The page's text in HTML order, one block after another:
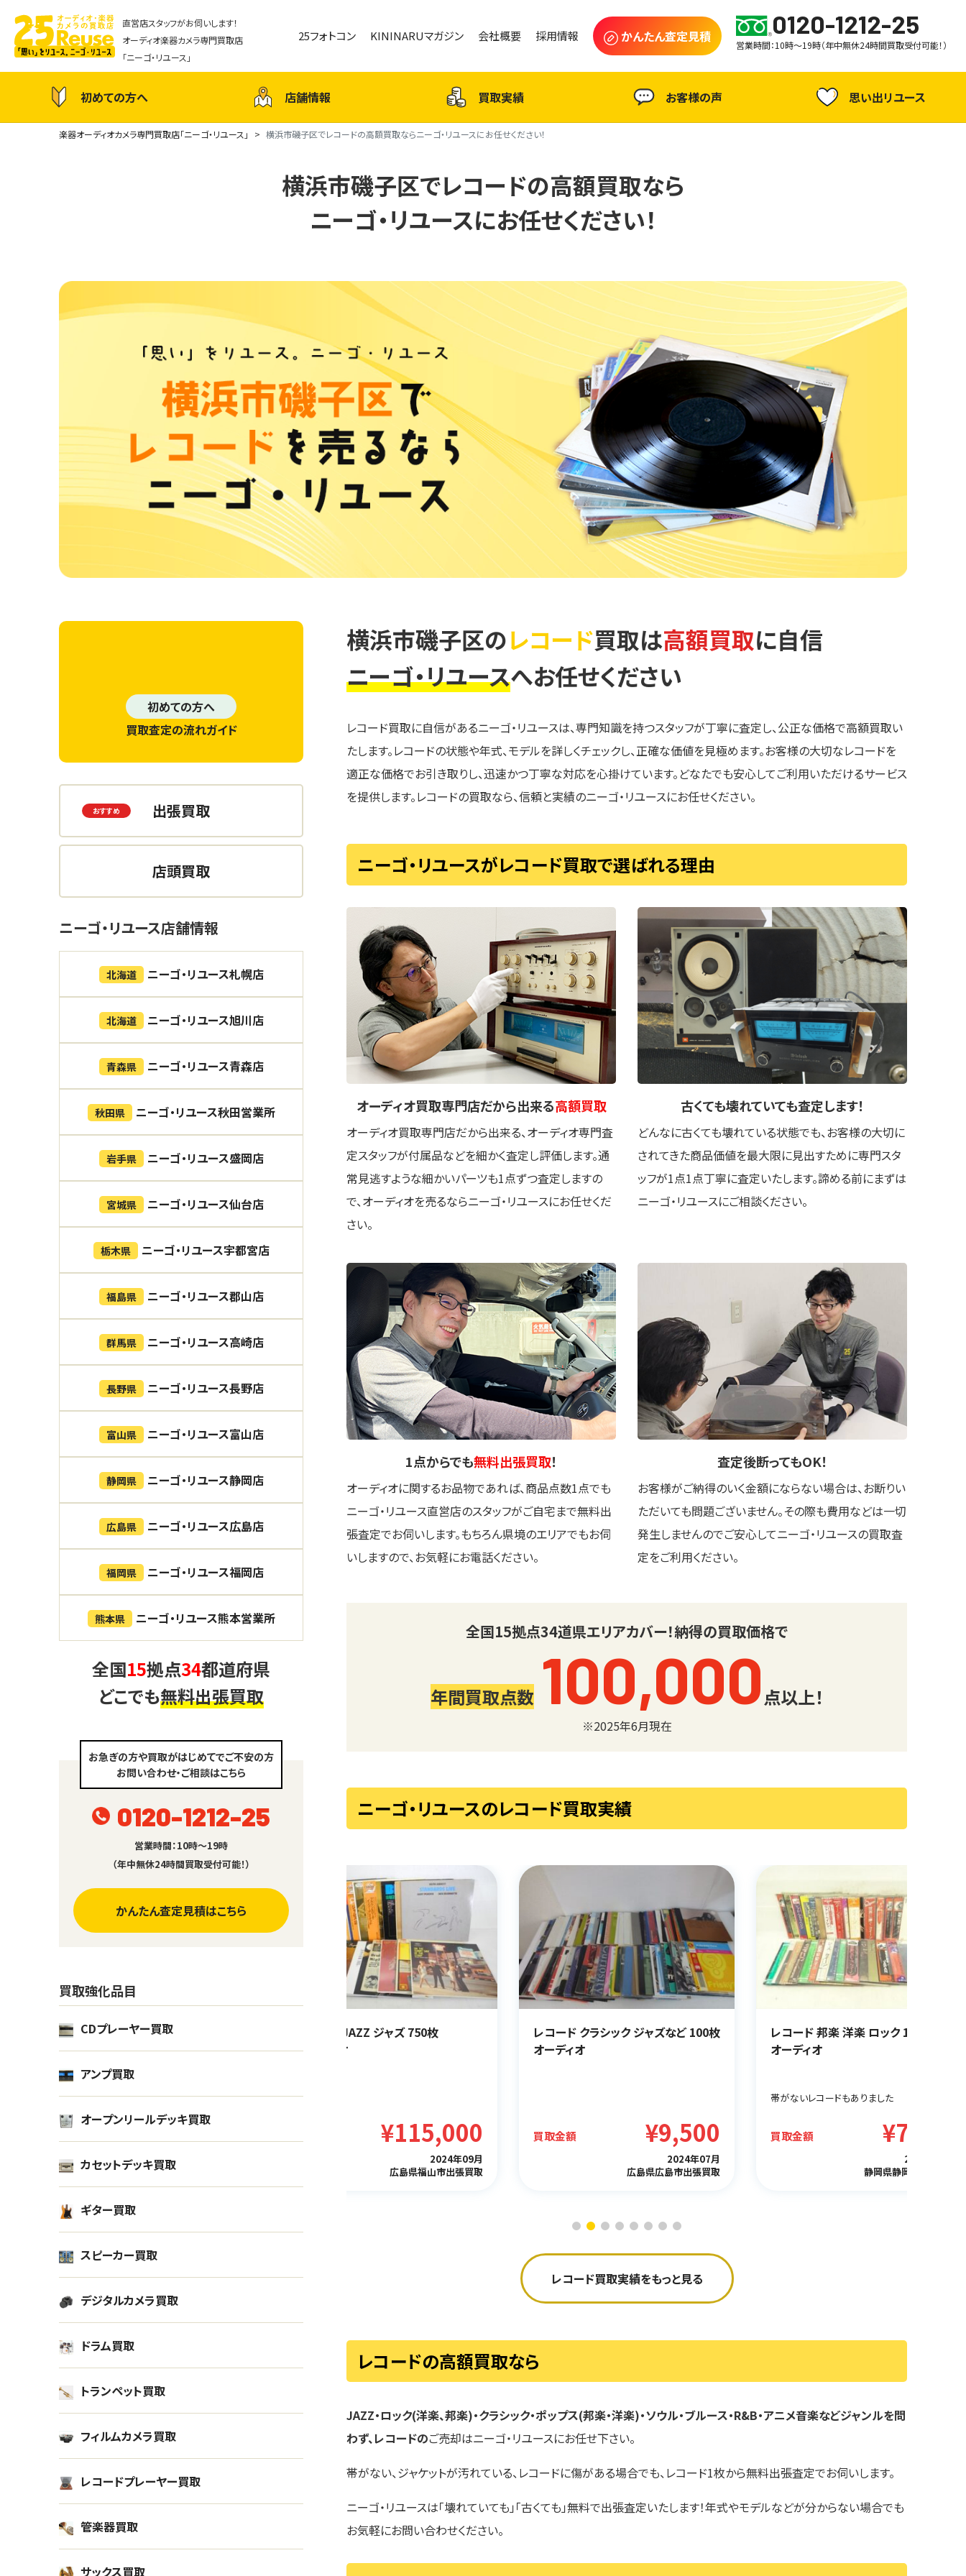
直営店スタッフがお伺いします！
オーディオ楽器カメラ専門買取店
「ニーゴ・リユース」
25フォトコン KININARUマガジン 会社概要 採用情報 かんたん査定見積 0120-1212-25
営業時間：10時～19時（年中無休24時間買取受付可能！）
初めての方へ 店舗情報 買取実績 お客様の声 思い出リユース
楽器オーディオカメラ専門買取店「ニーゴ・リユース」 横浜市磯子区でレコードの高額買取ならニーゴ・リユースにお任せください！
横浜市磯子区でレコードの高額買取なら
ニーゴ・リユースにお任せください！
横浜市磯子区のレコード買取は高額買取に自信
ニーゴ・リユースへお任せください
レコード買取に自信があるニーゴ・リユースは、専門知識を持つスタッフが丁寧に査定し、公正な価格で高額買取い
たします。レコードの状態や年式、モデルを詳しくチェックし、正確な価値を見極めます。お客様の大切なレコードを
適正な価格でお引き取りし、迅速かつ丁寧な対応を心掛けています。どなたでも安心してご利用いただけるサービス
を提供します。レコードの買取なら、信頼と実績のニーゴ・リユースにお任せください。
ニーゴ・リユースがレコード買取で選ばれる理由
オーディオ買取専門店だから出来る高額買取
オーディオ買取専門店だから出来る、オーディオ専門査
定スタッフが付属品などを細かく査定し評価します。通
常見逃すような細かいパーツも1点ずつ査定しますの
で、オーディオを売るならニーゴ・リユースにお任せくだ
さい。
古くても壊れていても査定します！
どんなに古くても壊れている状態でも、お客様の大切に
されてきた商品価値を最大限に見出すために専門スタ
ッフが1点1点丁寧に査定いたします。諦める前にまずは
ニーゴ・リユースにご相談ください。
1点からでも無料出張買取！
オーディオに関するお品物であれば、商品点数1点でも
ニーゴ・リユース直営店のスタッフがご自宅まで無料出
張査定でお伺いします。もちろん県境のエリアでもお伺
いしますので、お気軽にお電話ください。
査定後断ってもOK！
お客様がご納得のいく金額にならない場合は、お断りい
ただいても問題ございません。その際も費用などは一切
発生しませんのでご安心してニーゴ・リユースの買取査
定をご利用ください。
全国15拠点34道県エリアカバー！納得の買取価格で
年間買取点数 100,000点以上！
※2025年6月現在
ニーゴ・リユースのレコード買取実績
レコード 洋楽 100枚
オーディオ
¥2,200
福島県福島市出張買取
レコード JAZZ ジャズ 750枚
オーディオ
¥115,000
2024年09月
広島県福山市出張買取
レコード クラシック ジャズなど 100枚
オーディオ
買取金額 ¥9,500
2024年07月
広島県広島市出張買取
レコード 邦楽 洋楽 ロック 105枚
オーディオ
帯がないレコードもありました
買取金額 ¥7,800
2024年06月
静岡県静岡市出張買取
レコード買取実績をもっと見る
レコードの高額買取なら
JAZZ・ロック(洋楽、邦楽)・クラシック・ポップス(邦楽・洋楽)・ソウル・ブルース・R&B・アニメ音楽などジャンルを問
わず、レコードのご売却はニーゴ・リユースにお任せ下さい。
帯がない、ジャケットが汚れている、レコードに傷がある場合でも、レコード1枚から無料出張査定でお伺いします。
ニーゴ・リユースは「壊れていても」「古くても」無料で出張査定いたします！年式やモデルなどが分からない場合でも
お気軽にお問い合わせください。
初めての方へ
買取査定の流れガイド
出張買取
店頭買取
ニーゴ・リユース店舗情報
北海道 ニーゴ・リユース札幌店
北海道 ニーゴ・リユース旭川店
青森県 ニーゴ・リユース青森店
秋田県 ニーゴ・リユース秋田営業所
岩手県 ニーゴ・リユース盛岡店
宮城県 ニーゴ・リユース仙台店
栃木県 ニーゴ・リユース宇都宮店
福島県 ニーゴ・リユース郡山店
群馬県 ニーゴ・リユース高崎店
長野県 ニーゴ・リユース長野店
富山県 ニーゴ・リユース富山店
静岡県 ニーゴ・リユース静岡店
広島県 ニーゴ・リユース広島店
福岡県 ニーゴ・リユース福岡店
熊本県 ニーゴ・リユース熊本営業所
全国15拠点34都道府県
どこでも無料出張買取
お急ぎの方や買取がはじめてでご不安の方
お問い合わせ・ご相談はこちら
0120-1212-25
営業時間：10時～19時
（年中無休24時間買取受付可能！）
かんたん査定見積はこちら
買取強化品目
CDプレーヤー買取
アンプ買取
オープンリールデッキ買取
カセットデッキ買取
ギター買取
スピーカー買取
デジタルカメラ買取
ドラム買取
トランペット買取
フィルムカメラ買取
レコードプレーヤー買取
管楽器買取
サックス買取